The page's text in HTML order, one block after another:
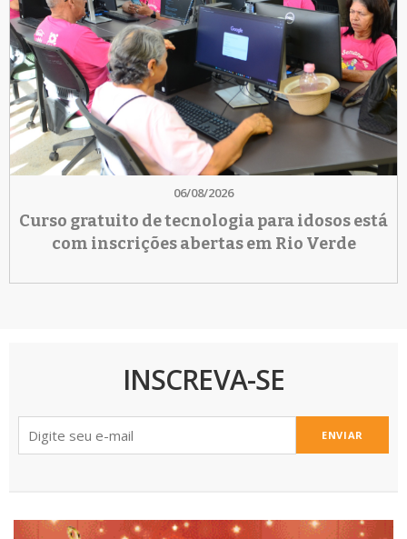
06/08/2026
Curso gratuito de tecnologia para idosos está
com inscrições abertas em Rio Verde
INSCREVA-SE
ENVIAR